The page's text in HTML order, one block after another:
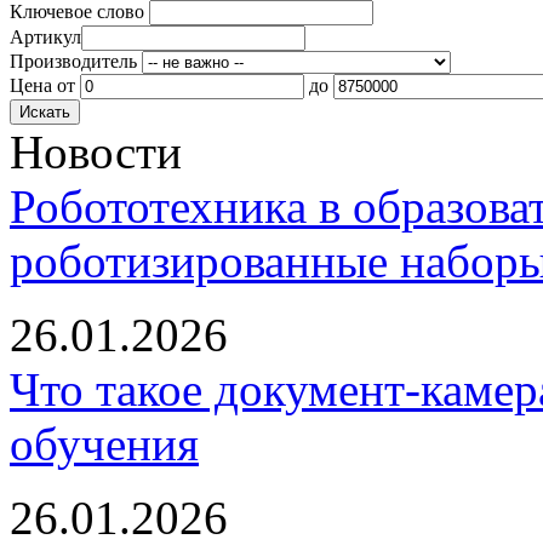
Ключевое слово
Артикул
Производитель
Цена от до
Новости
Робототехника в
роботизированные
26.01.2026
Что такое документ-
обучения
26.01.2026